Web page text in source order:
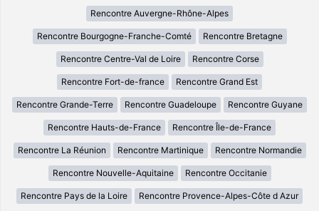
Rencontre Auvergne-Rhône-Alpes
Rencontre Bourgogne-Franche-Comté Rencontre Bretagne
Rencontre Centre-Val de Loire Rencontre Corse
Rencontre Fort-de-france Rencontre Grand Est
Rencontre Grande-Terre Rencontre Guadeloupe Rencontre Guyane
Rencontre Hauts-de-France Rencontre Île-de-France
Rencontre La Réunion Rencontre Martinique Rencontre Normandie
Rencontre Nouvelle-Aquitaine Rencontre Occitanie
Rencontre Pays de la Loire Rencontre Provence-Alpes-Côte d Azur